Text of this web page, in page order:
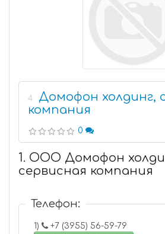
4
Домофон холдинг,
компания
0
1. ООО Домофон
сервисная компания
Телефон:
1)
+7 (3955) 56-59-79